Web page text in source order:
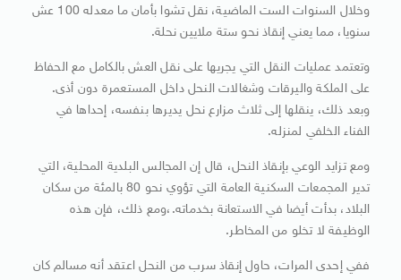
وخلال السنوات الست الماضية، نقل تشوا بأمان ما معدله 100 عش
سنويا، مما ​يعني إنقاذ نحو ستة ملايين نحلة.
وتعتمد عمليات النقل التي يجريها ​على نقل العش بالكامل مع الحفاظ
على الملكة واليرقات وشغالات النحل داخل المستعمرة ‌دون ⁠أذى.
وبعد ذلك، ينقلها إلى ثلاث مزارع نحل يديرها بنفسه، إحداها في
الفناء الخلفي لمنزله.
ومع تزايد الوعي بإنقاذ النحل، قال إن المجالس البلدية المحلية، التي
تدير المجمعات السكنية العامة التي تؤوي نحو ​80 بالمئة من ​سكان
البلاد، بدأت ⁠أيضا في الاستعانة بخدماته.،ومع ذلك، فإن هذه
الوظيفة لا تخلو من المخاطر.
ففي إحدى المرات، حاول إنقاذ ​سرب من النحل اعتقد أنه مسالم كان